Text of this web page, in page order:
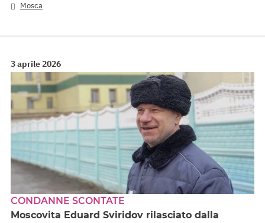
Mosca
3 aprile 2026
CONDANNE SCONTATE
Moscovita Eduard Sviridov rilasciato dalla